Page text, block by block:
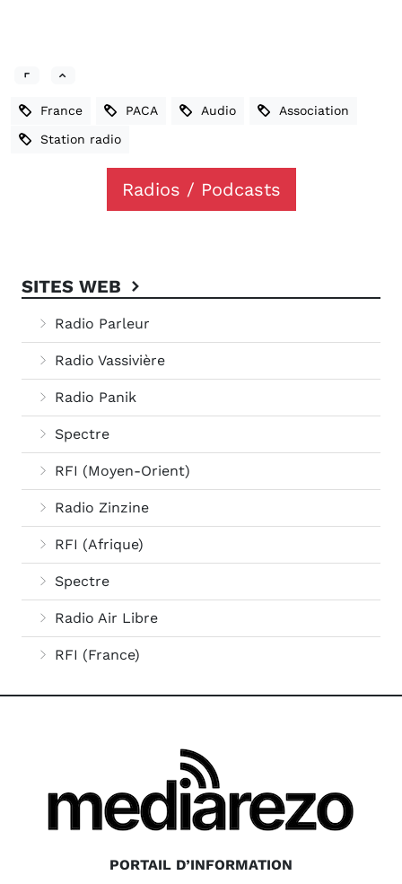
France PACA Audio Association
Station radio
Radios / Podcasts
SITES WEB
Radio Parleur
Radio Vassivière
Radio Panik
Spectre
RFI (Moyen-Orient)
Radio Zinzine
RFI (Afrique)
Spectre
Radio Air Libre
RFI (France)
PORTAIL D’INFORMATION